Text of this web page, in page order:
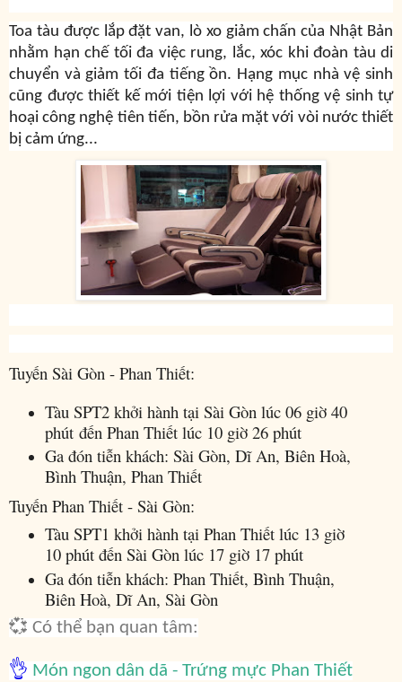
Toa tàu được lắp đặt van, lò xo giảm chấn của Nhật Bản
nhằm hạn chế tối đa việc rung, lắc, xóc khi đoàn tàu di
chuyển và giảm tối đa tiếng ồn. Hạng mục nhà vệ sinh
cũng được thiết kế mới tiện lợi với hệ thống vệ sinh tự
hoại công nghệ tiên tiến, bồn rửa mặt với vòi nước thiết
bị cảm ứng...
Tuyến Sài Gòn - Phan Thiết:
Tàu SPT2 khởi hành tại Sài Gòn lúc 06 giờ 40
phút đến Phan Thiết lúc 10 giờ 26 phút
Ga đón tiễn khách: Sài Gòn, Dĩ An, Biên Hoà,
Bình Thuận, Phan Thiết
Tuyến Phan Thiết - Sài Gòn:
Tàu SPT1 khởi hành tại Phan Thiết lúc 13 giờ
10 phút đến Sài Gòn lúc 17 giờ 17 phút
Ga đón tiễn khách: Phan Thiết, Bình Thuận,
Biên Hoà, Dĩ An, Sài Gòn
💞 Có thể bạn quan tâm:
👌 Món ngon dân dã - Trứng mực Phan Thiết